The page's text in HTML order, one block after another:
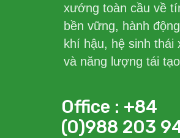
xướng toàn cầu về
bền vững, hành
khí hậu, hệ sinh thái
và năng lượng tái
Office : +84
(0)988 203